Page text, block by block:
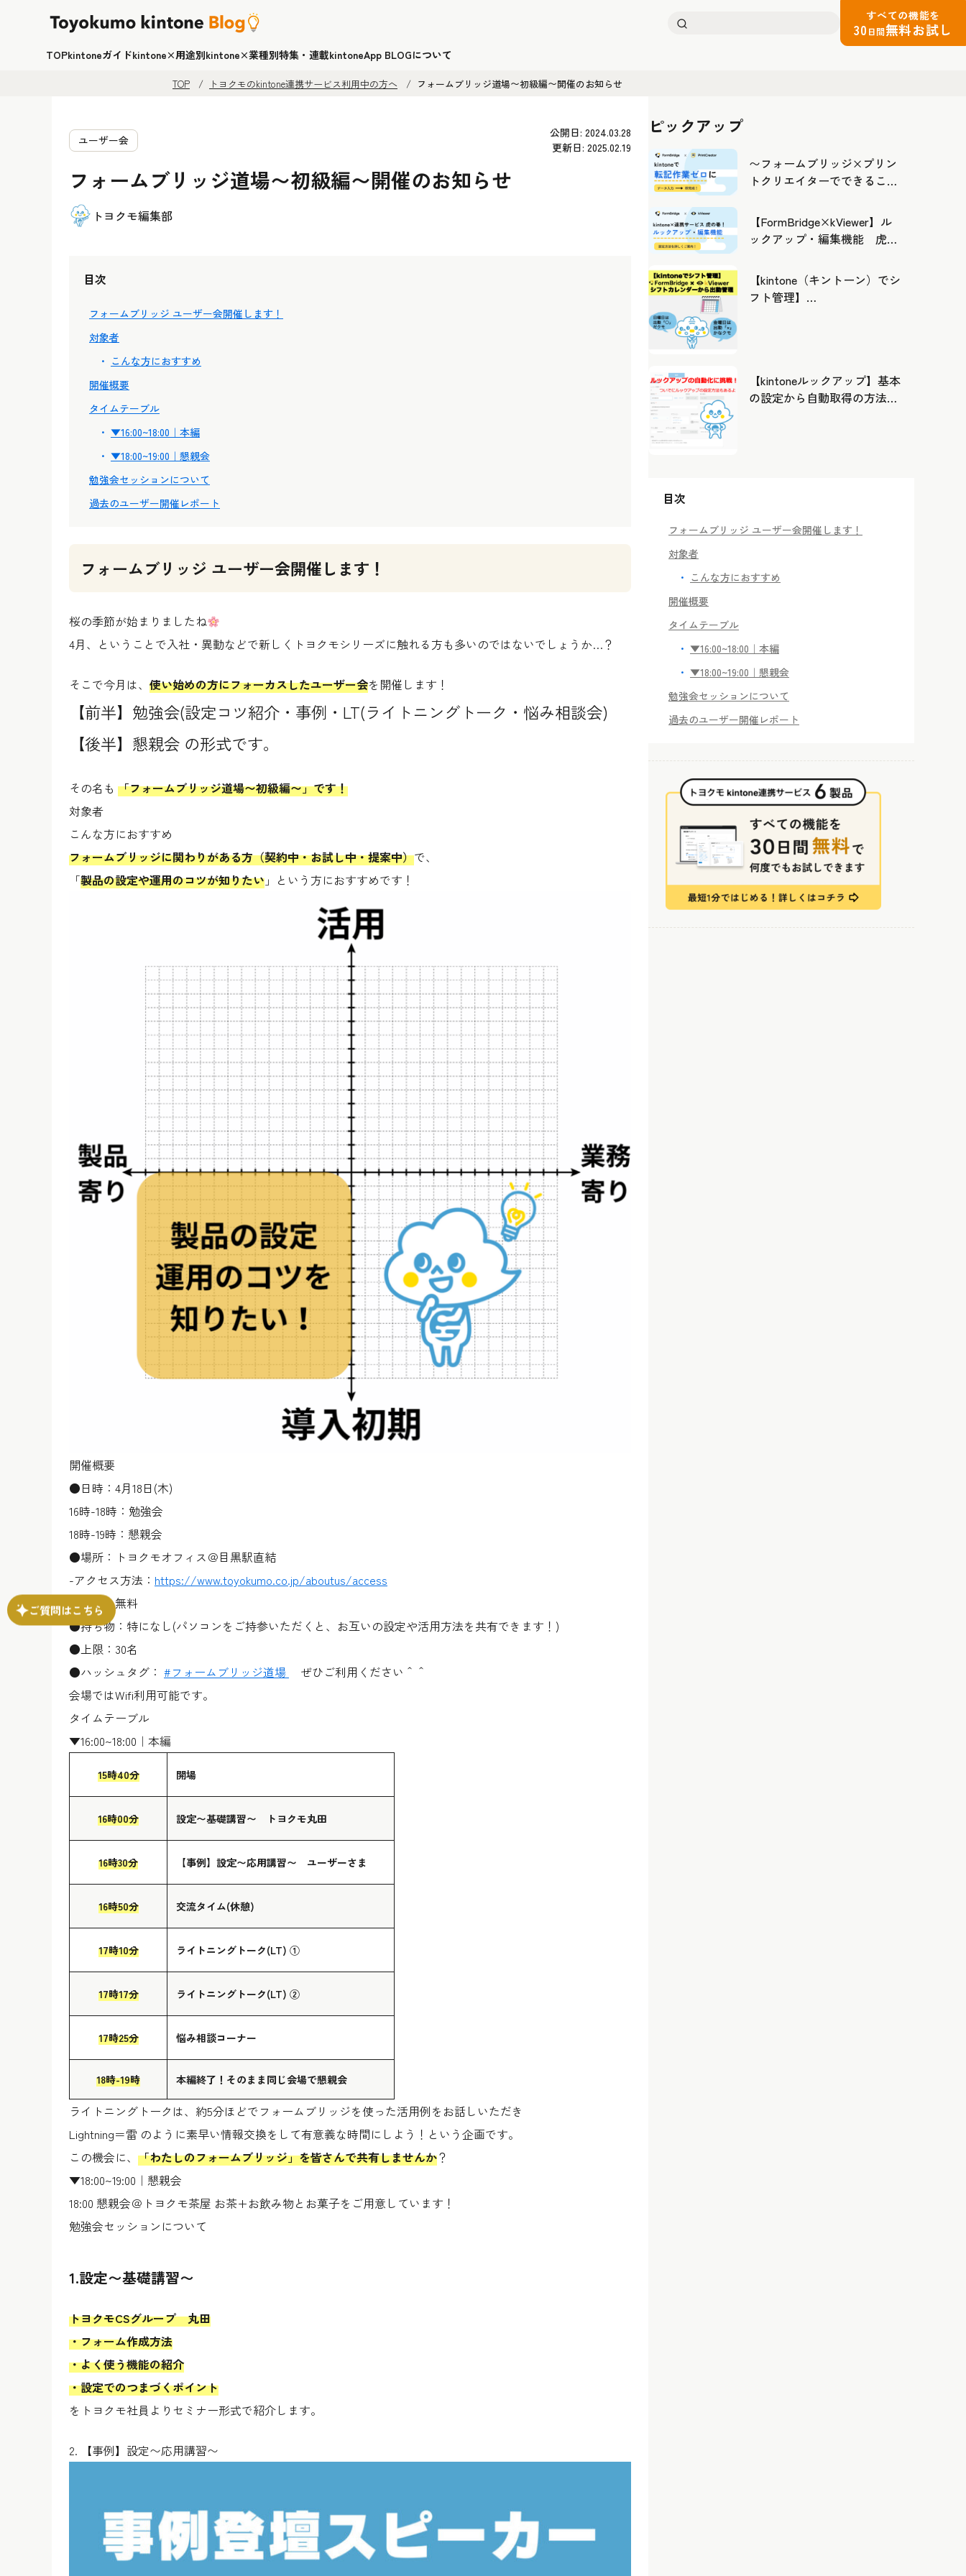
検
すべての機能を
30 日間無料お試し
TOPkintoneガイドkintone×用途別kintone×業種別特集・連載kintoneApp BLOGについて
TOP トヨクモのkintone連携サービス利用中の方へ フォームブリッジ道場〜初級編〜開催のお知らせ
ユーザー会
公開日: 2024.03.28
更新日: 2025.02.19
フォームブリッジ道場〜初級編〜開催のお知らせ
トヨクモ編集部
目次
フォームブリッジ ユーザー会開催します！
対象者
こんな方におすすめ
開催概要
タイムテーブル
▼16:00~18:00｜本編
▼18:00~19:00｜懇親会
勉強会セッションについて
過去のユーザー開催レポート
フォームブリッジ ユーザー会開催します！
桜の季節が始まりましたね
4月、ということで入社・異動などで新しくトヨクモシリーズに触れる方も多いのではないでしょうか…？
そこで今月は、 使い始めの方にフォーカスしたユーザー会を開催します！
【前半】勉強会(設定コツ紹介・事例・LT(ライトニングトーク・悩み相談会)
【後半】懇親会 の形式です。
その名も 「フォームブリッジ道場〜初級編〜」です！
対象者
こんな方におすすめ
フォームブリッジに関わりがある方（契約中・お試し中・提案中）で、
「製品の設定や運用のコツが知りたい 」という方におすすめです！
開催概要
●日時：4月18日(木)
16時-18時：勉強会
18時-19時：懇親会
●場所：トヨクモオフィス＠目黒駅直結
-アクセス方法： https://www.toyokumo.co.jp/aboutus/access
●費用：無料
●持ち物：特になし(パソコンをご持参いただくと、お互いの設定や活用方法を共有できます！)
●上限：30名
●ハッシュタグ： #フォームブリッジ道場
ぜひご利用ください＾＾
会場ではWifi利用可能です。
タイムテーブル
▼16:00~18:00｜本編
15時40分 開場
16時00分 設定〜基礎講習〜 トヨクモ丸田
16時30分 【事例】設定〜応用講習〜 ユーザーさま
16時50分 交流タイム(休憩)
17時10分 ライトニングトーク(LT) ①
17時17分 ライトニングトーク(LT) ②
17時25分 悩み相談コーナー
18時-19時 本編終了！そのまま同じ会場で懇親会
ライトニングトークは、約5分ほどでフォームブリッジを使った活用例をお話しいただき
Lightning＝雷 のように素早い情報交換をして有意義な時間にしよう！という企画です。
この機会に、 「わたしのフォームブリッジ」を皆さんで共有しませんか？
▼18:00~19:00｜懇親会
18:00 懇親会＠トヨクモ茶屋 お茶+お飲み物とお菓子をご用意しています！
勉強会セッションについて
1.設定〜基礎講習〜
トヨクモCSグループ 丸田
・フォーム作成方法
・よく使う機能の紹介
・設定でのつまづくポイント
をトヨクモ社員よりセミナー形式で紹介します。
2. 【事例】設定〜応用講習〜
ピックアップ
〜フォームブリッジ×プリン
トクリエイターでできるこ
よう
【FormBridge×kViewer】ル
ックアップ・編集機能 虎の
【kintone（キントーン）でシ
フト管理】
【kintoneルックアップ】基本
の設定から自動取得の方法ま
目次
フォームブリッジ ユーザー会開催します！
対象者
こんな方におすすめ
開催概要
タイムテーブル
▼16:00~18:00｜本編
▼18:00~19:00｜懇親会
勉強会セッションについて
過去のユーザー開催レポート
ご質問はこちら